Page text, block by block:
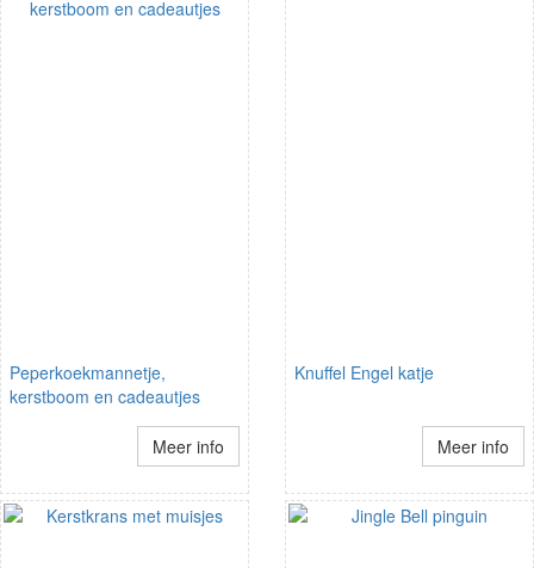
Peperkoekmannetje,
kerstboom en cadeautjes
Meer info
Knuffel Engel katje
Meer info